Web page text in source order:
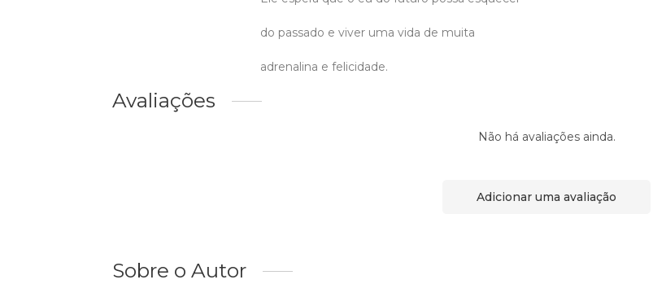
do passado e viver uma vida de muita
adrenalina e felicidade.
Avaliações
Não há avaliações ainda.
Adicionar uma avaliação
Sobre o Autor